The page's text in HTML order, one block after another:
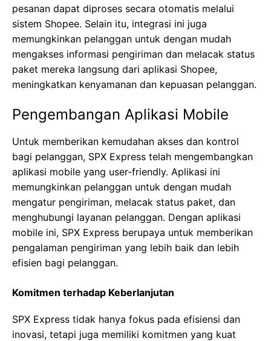
pesanan dapat diproses secara otomatis melalui
sistem Shopee. Selain itu, integrasi ini juga
memungkinkan pelanggan untuk dengan mudah
mengakses informasi pengiriman dan melacak status
paket mereka langsung dari aplikasi Shopee,
meningkatkan kenyamanan dan kepuasan pelanggan.
Pengembangan Aplikasi Mobile
Untuk memberikan kemudahan akses dan kontrol
bagi pelanggan, SPX Express telah mengembangkan
aplikasi mobile yang user-friendly. Aplikasi ini
memungkinkan pelanggan untuk dengan mudah
mengatur pengiriman, melacak status paket, dan
menghubungi layanan pelanggan. Dengan aplikasi
mobile ini, SPX Express berupaya untuk memberikan
pengalaman pengiriman yang lebih baik dan lebih
efisien bagi pelanggan.
Komitmen terhadap Keberlanjutan
SPX Express tidak hanya fokus pada efisiensi dan
inovasi, tetapi juga memiliki komitmen yang kuat